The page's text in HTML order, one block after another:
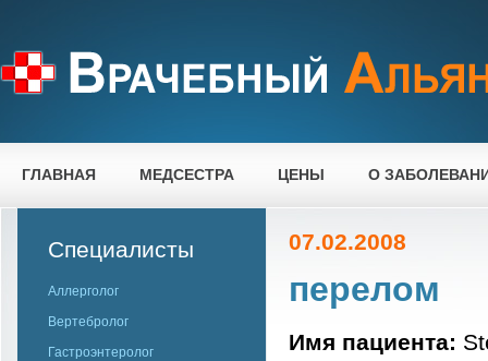
ГЛАВНАЯ МЕДСЕСТРА ЦЕНЫ О
Специалисты
Аллерголог
Вертебролог
Гастроэнтеролог
07.02.2008
перелом
Имя пациента: